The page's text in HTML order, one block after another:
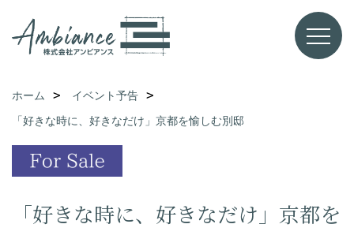
ホーム
イベント予告
「好きな時に、好きなだけ」京都を愉しむ別邸
「好きな時に、好きなだけ」京都を